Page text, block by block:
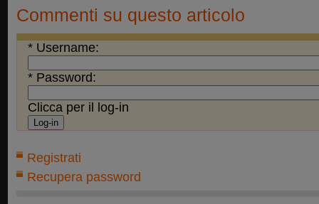
Commenti su questo articolo
* Username:
* Password:
Clicca per il log-in
Registrati
Recupera password